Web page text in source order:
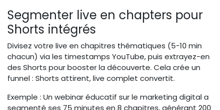
Segmenter live en chapters pour
Shorts intégrés
Divisez votre live en chapitres thématiques (5-10 min
chacun) via les timestamps YouTube, puis extrayez-en
des Shorts pour booster la découverte. Cela crée un
funnel : Shorts attirent, live complet convertit.
Exemple : Un webinar éducatif sur le marketing digital a
segmenté ses 75 minutes en 8 chapitres, générant 200